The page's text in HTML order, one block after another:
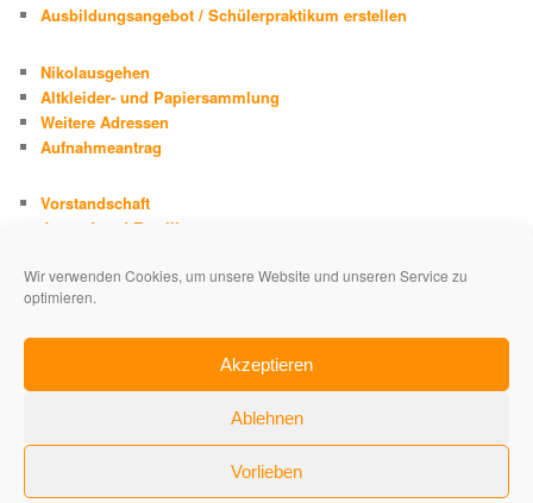
Wir verwenden Cookies, um unsere Website und unseren Service zu
optimieren.
Akzeptieren
Ablehnen
Vorlieben
Ausbildungsangebot / Schülerpraktikum erstellen
Nikolausgehen
Altkleider- und Papiersammlung
Weitere Adressen
Aufnahmeantrag
Vorstandschaft
Jugend und Familie
Adolph Kolping
Impressum